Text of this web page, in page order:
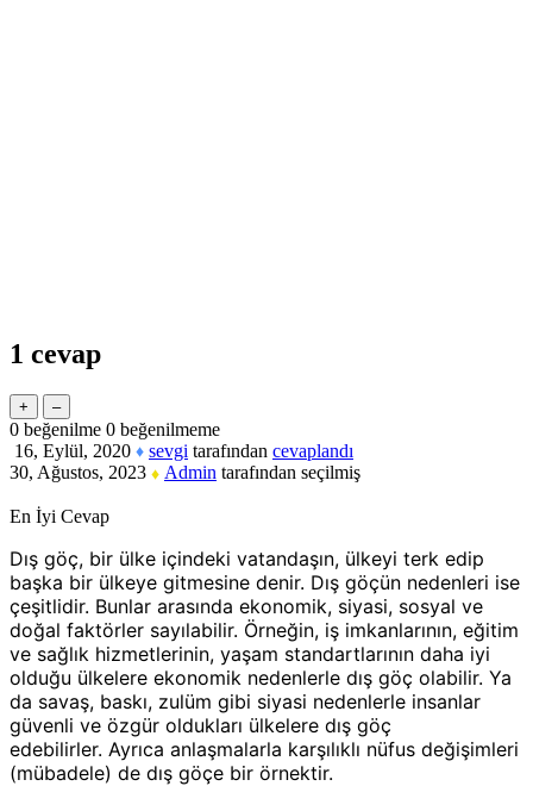
1 cevap
0 beğenilme 0 beğenilmeme
16, Eylül, 2020 ♦ sevgi tarafından cevaplandı
30, Ağustos, 2023 ♦ Admin tarafından seçilmiş
En İyi Cevap
Dış göç, bir ülke içindeki vatandaşın, ülkeyi terk edip
başka bir ülkeye gitmesine denir. Dış göçün nedenleri ise
çeşitlidir. Bunlar arasında ekonomik, siyasi, sosyal ve
doğal faktörler sayılabilir. Örneğin, iş imkanlarının, eğitim
ve sağlık hizmetlerinin, yaşam standartlarının daha iyi
olduğu ülkelere ekonomik nedenlerle dış göç olabilir. Ya
da savaş, baskı, zulüm gibi siyasi nedenlerle insanlar
güvenli ve özgür oldukları ülkelere dış göç
edebilirler. Ayrıca anlaşmalarla karşılıklı nüfus değişimleri
(mübadele) de dış göçe bir örnektir.